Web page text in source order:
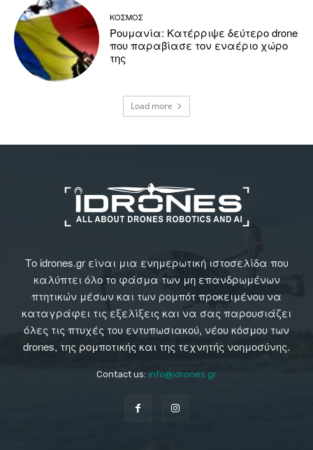
ΚΟΣΜΟΣ
Ρουμανία: Κατέρριψε δεύτερο drone
που παραβίασε τον εναέριο χώρο
της
Load more
Το idrones.gr είναι μια ενημερωτική ιστοσελίδα που
καλύπτει όλο το φάσμα των μη επανδρωμένων
πτητικών μέσων και των ρομπότ προκειμένου να
καταγράφει τις εξελίξεις και να σας παρουσιάζει
όλες τις πτυχές του εντυπωσιακού, νέου κόσμου των
drones, της ρομποτικής και της τεχνητής νοημοσύνης.
Contact us: info@idrones.gr